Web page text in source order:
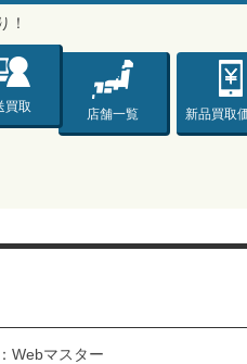
！
買取 店舗一覧 新品買取
Webマスター